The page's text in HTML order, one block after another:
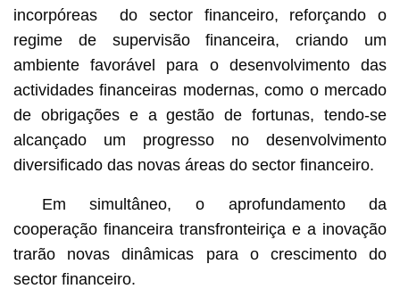
incorpóreas do sector financeiro, reforçando o
regime de supervisão financeira, criando um
ambiente favorável para o desenvolvimento das
actividades financeiras modernas, como o mercado
de obrigações e a gestão de fortunas, tendo-se
alcançado um progresso no desenvolvimento
diversificado das novas áreas do sector financeiro.
Em simultâneo, o aprofundamento da
cooperação financeira transfronteiriça e a inovação
trarão novas dinâmicas para o crescimento do
sector financeiro.